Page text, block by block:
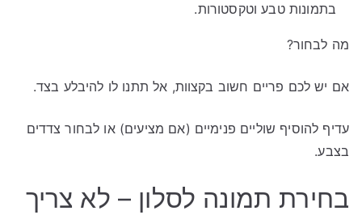
בתמונות טבע וטקסטורות.
מה לבחור?
אם יש לכם פריים חשוב בקצוות, אל תתנו לו להיבלע בצד.
עדיף להוסיף שוליים פנימיים (אם מציעים) או לבחור צדדים
בצבע.
בחירת תמונה לסלון – לא צריך